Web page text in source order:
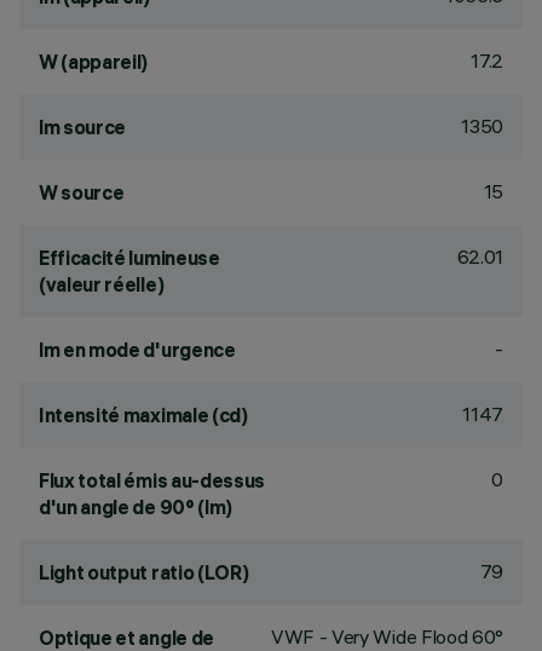
W (appareil) 17.2
lm source 1350
W source 15
Efficacité lumineuse
(valeur réelle)
62.01
lm en mode d'urgence -
Intensité maximale (cd) 1147
Flux total émis au-dessus
d'un angle de 90° (lm)
0
Light output ratio (LOR) 79
Optique et angle de
VWF - Very Wide Flood 60°